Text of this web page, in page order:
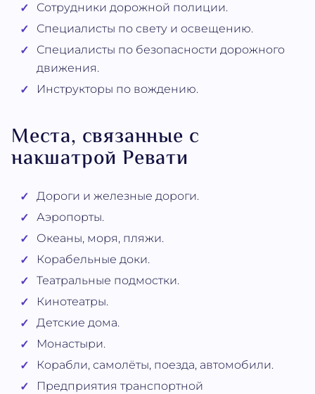
Сотрудники дорожной полиции.
Специалисты по свету и освещению.
Специалисты по безопасности дорожного
движения.
Инструкторы по вождению.
Места, связанные с
накшатрой Ревати
Дороги и железные дороги.
Аэропорты.
Океаны, моря, пляжи.
Корабельные доки.
Театральные подмостки.
Кинотеатры.
Детские дома.
Монастыри.
Корабли, самолёты, поезда, автомобили.
Предприятия транспортной